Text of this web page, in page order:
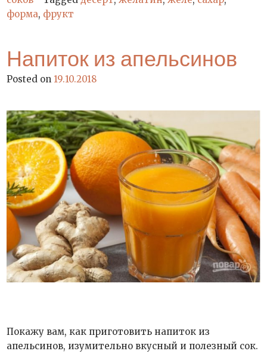
форма, фрукт
Напиток из апельсинов
Posted on 19.10.2018
Покажу вам, как приготовить напиток из
апельсинов, изумительно вкусный и полезный сок.